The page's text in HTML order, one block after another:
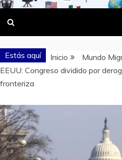
DONDE TODOS
Estás aquí Inicio
Mundo
EEUU: Congreso dividido por
fronteriza